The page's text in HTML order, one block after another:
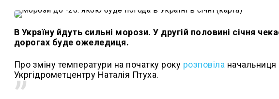
В Україну йдуть сильні морози. У другій половині січня
дорогах буде ожеледиця.
Про зміну температури на початку року розповіла начальниця
Укргідрометцентру Наталія Птуха.